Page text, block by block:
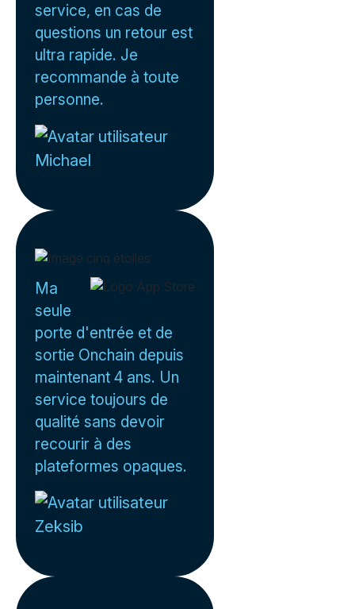
service, en cas de
questions un retour est
ultra rapide. Je
recommande à toute
personne.
Michael
Ma
seule
porte d'entrée et de
sortie Onchain depuis
maintenant 4 ans. Un
service toujours de
qualité sans devoir
recourir à des
plateformes opaques.
Zeksib